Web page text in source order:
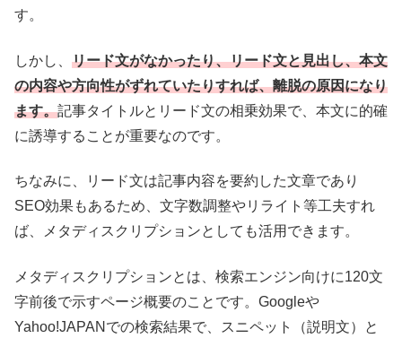
す。
しかし、 リード文がなかったり、リード文と見出し、本文
の内容や方向性がずれていたりすれば、離脱の原因になり
ます。記事タイトルとリード文の相乗効果で、本文に的確
に誘導することが重要なのです。
ちなみに、リード文は記事内容を要約した文章であり
SEO効果もあるため、文字数調整やリライト等工夫すれ
ば、メタディスクリプションとしても活用できます。
メタディスクリプションとは、検索エンジン向けに120文
字前後で示すページ概要のことです。Googleや
Yahoo!JAPANでの検索結果で、スニペット（説明文）と